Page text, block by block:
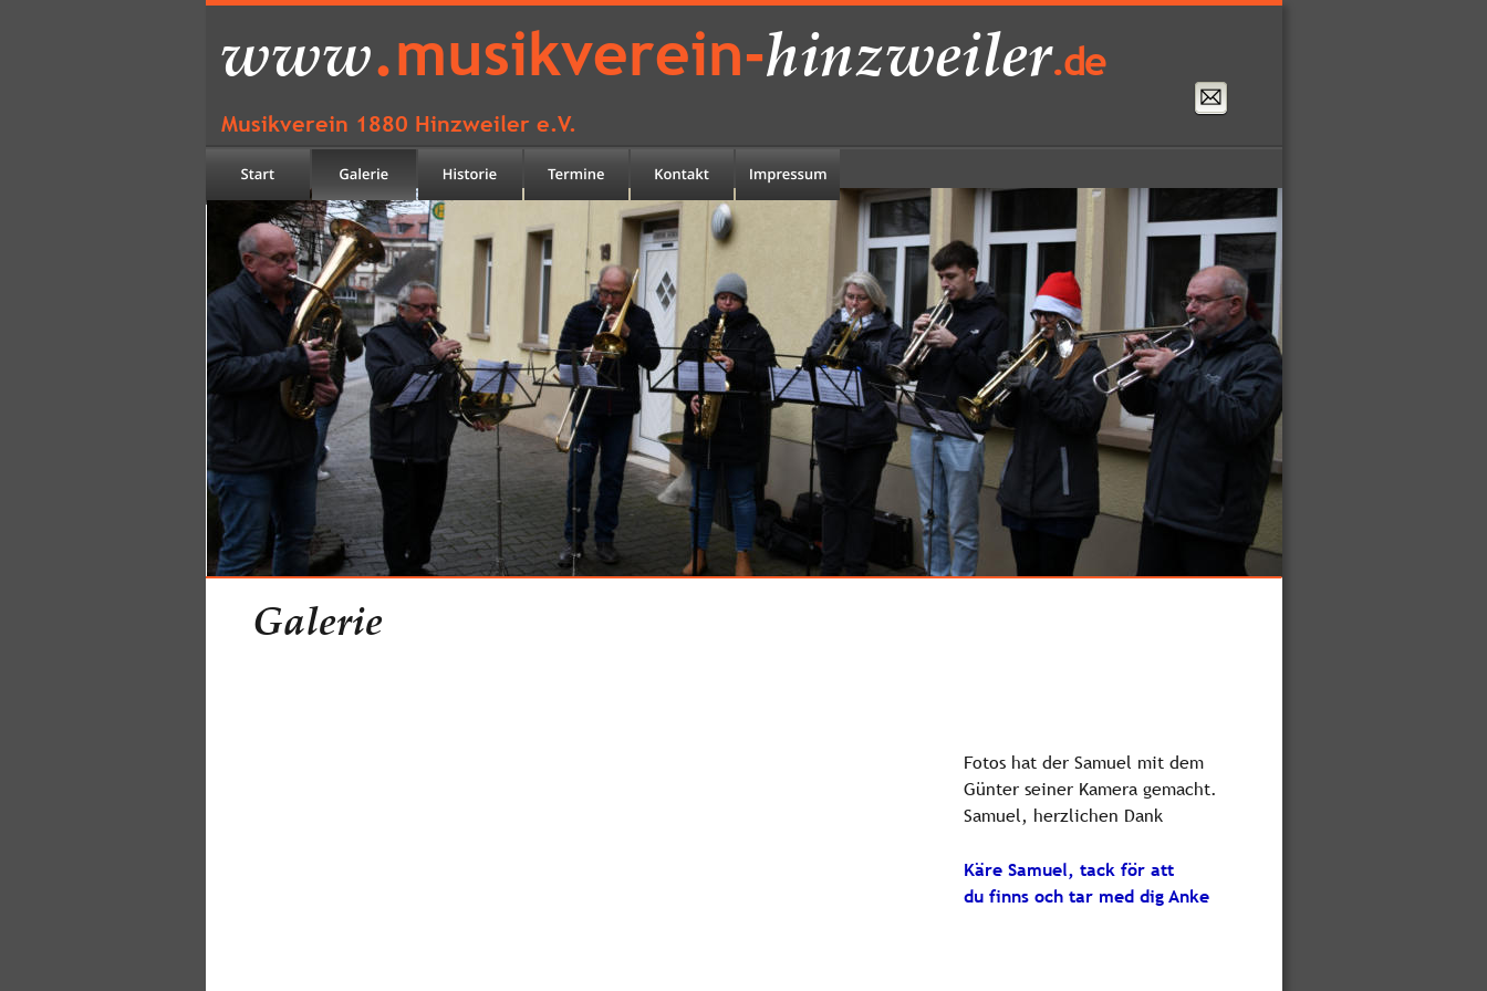
www.musikverein-hinzweiler.de
Galerie
Musikverein 1880 Hinzweiler e.V.
Fotos hat der Samuel mit dem
Günter seiner Kamera gemacht.
Samuel, herzlichen Dank
Käre Samuel, tack för att
du finns och tar med dig Anke